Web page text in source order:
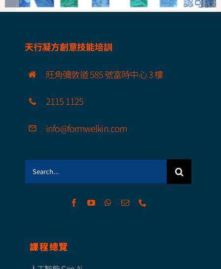
天行凝方創意技能培訓
旺角彌敦道 585 號富時中心 3 樓
2115 1125
info@formwelkin.com
Search
課程總覽